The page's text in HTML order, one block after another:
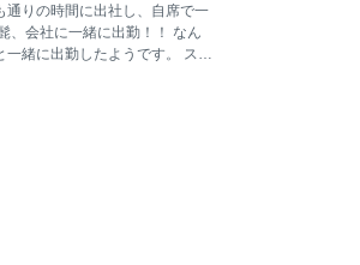
そうよね、長ニャン坊クロは、みたまま、黒猫だ
たんだもんね クロ だと思ってたよ。 私 次ニャ
通りの時間に出社し、自席で一
、会社に一緒に出勤！！ なん
一緒に出勤したようです。 スー